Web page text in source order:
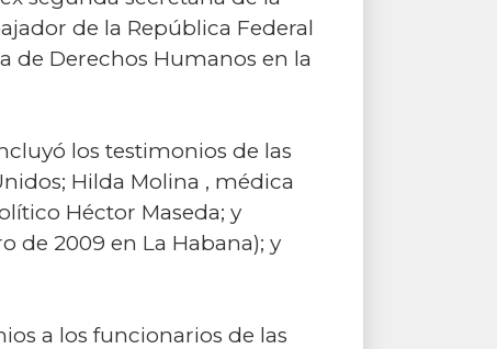
de la República Federal
de Derechos Humanos en la
los testimonios de las
Hilda Molina , médica
Héctor Maseda; y
de 2009 en La Habana); y
a los funcionarios de las